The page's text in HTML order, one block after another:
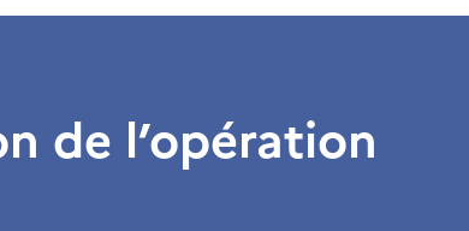
de l’opération